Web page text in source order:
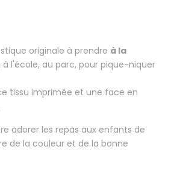
originale à prendre à la
à l'école, au parc, pour pique-niquer
tissu imprimée et une face en
adorer les repas aux enfants de
de la couleur et de la bonne